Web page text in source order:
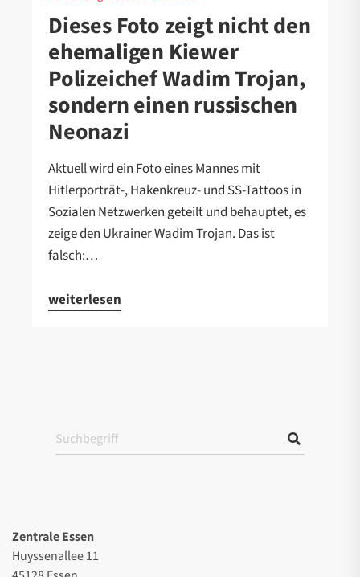
Dieses Foto zeigt nicht den
ehemaligen Kiewer
Polizeichef Wadim Trojan,
sondern einen russischen
Neonazi
Aktuell wird ein Foto eines Mannes mit
Hitlerporträt-, Hakenkreuz- und SS-Tattoos in
Sozialen Netzwerken geteilt und behauptet, es
zeige den Ukrainer Wadim Trojan. Das ist
falsch:…
weiterlesen
Zentrale Essen
Huyssenallee 11